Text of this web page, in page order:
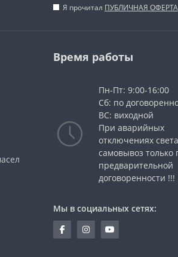
Я прочитал ПУБЛИЧНАЯ ОФЕРТА
Время работы
Пн-Пт: 9:00-16:00
Сб: по
ВС: виходной
При аварийных
отключениях света
самовывоз только
предварительной
договоренности !!!
Мы в социальных сетях: